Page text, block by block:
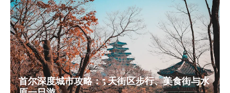
首尔深度城市攻略：5 天街区步行、美食街与水